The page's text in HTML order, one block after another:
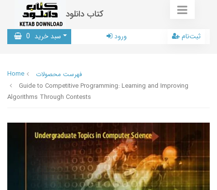
کتاب دانلود
سبد خرید 0 ورود ثبت‌نام
Home
فهرست محصولات
Guide to Competitive Programming: Learning and Improving
Algorithms Through Contests